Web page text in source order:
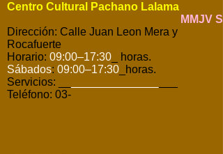
Centro Cultural Pachano Lalama
MMJV S
Dirección: Calle Juan Leon Mera y
Rocafuerte
Horario: 09:00–17:30 _ horas.
Sábados: 09:00–17:30 _horas.
Servicios: __
Teléfono: 03-